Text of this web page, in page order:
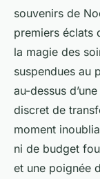
souvenirs de
premiers éclats
la magie des
suspendues au
au-dessus
discret de
moment
ni de budget
et une poignée